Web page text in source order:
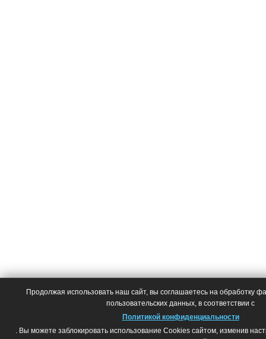
Продолжая использовать наш сайт, вы соглашаетесь на обработку
пользовательских данных, в соответствии с
Политикой конфиденциальности
. Вы можете заблокировать использование Cookies сайтом, изменив